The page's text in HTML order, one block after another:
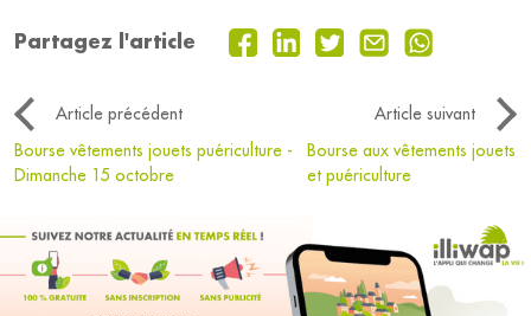
Partagez l'article
Article précédent
Article suivant
Bourse vêtements jouets puériculture -
Dimanche 15 octobre
Bourse aux vêtements jouets
et puériculture